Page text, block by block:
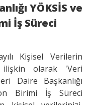
YÖKSİS ve
İş Süreci
Kişisel Verilerin
ilişkin olarak 'Veri
Daire Başkanlığı
Birimi İş Süreci